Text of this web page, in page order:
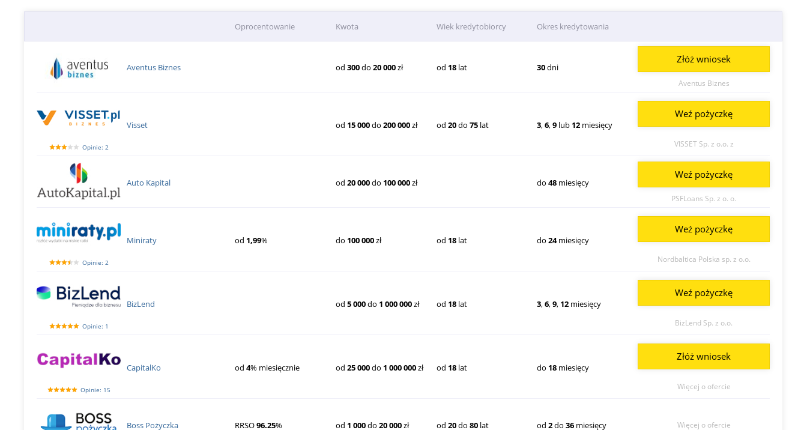
Oprocentowanie Kwota Wiek kredytobiorcy Okres kredytowania
Aventus Biznes od300do20 000zł od 18lat 30dni
Aventus Biznes
Złóż wniosek
Opinie: 2
Visset od 15 000do200 000zł od 20do 75lat 3,6,9 lub 12 miesięcy
VISSET Sp. z o.o. z
Weź pożyczkę
Auto Kapital od20 000do 100 000zł do48 miesięcy
PSFLoans Sp. z o. o.
Weź pożyczkę
Opinie: 2
Miniraty od 1,99% do 100 000zł od 18lat do24miesięcy
Nordbaltica Polska sp. z o.o.
Weź pożyczkę
Opinie: 1
BizLend od5 000do 1 000 000zł od 18lat 3,6,9, 12 miesięcy
BizLend Sp. z o.o.
Weź pożyczkę
Opinie: 15
CapitalKo od4% miesięcznie od25 000do 1 000 000zł od 18lat do 18 miesięcy
Więcej o ofercie
Złóż wniosek
Boss Pożyczka RRSO96.25% od 1 000do20 000zł od 20do 80lat od2do36 miesięcy Więcej o ofercie